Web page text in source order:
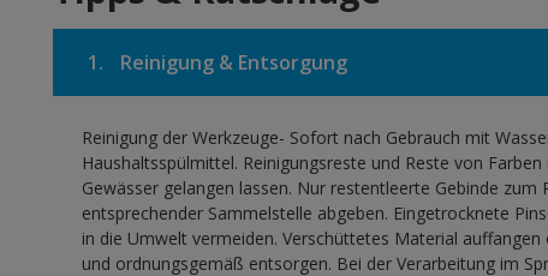
1. Reinigung & Entsorgung
Reinigung der Werkzeuge- Sofort nach Gebrauch mit
Haushaltsspülmittel. Reinigungsreste und Reste von
Gewässer gelangen lassen. Nur restentleerte Gebinde zum
entsprechender Sammelstelle abgeben. Eingetrocknete
in die Umwelt vermeiden. Verschüttetes Material
und ordnungsgemäß entsorgen. Bei der Verarbeitung im